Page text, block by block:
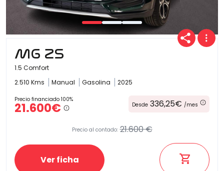
MG ZS
1.5 Comfort
2.510 Kms
Manual Gasolina 2025
Precio financiado 100%
21.600€ Desde 336,25€ /mes
Precio al contado: 21.600 €
Ver ficha